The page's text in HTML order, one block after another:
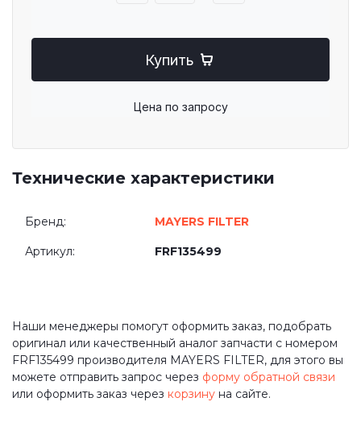
Купить
Цена по запросу
Технические характеристики
Бренд: MAYERS FILTER
Артикул: FRF135499
Наши менеджеры помогут оформить заказ, подобрать
оригинал или качественный аналог запчасти с номером
FRF135499 производителя MAYERS FILTER, для этого вы
можете отправить запрос через форму обратной связи
или оформить заказ через корзину на сайте.